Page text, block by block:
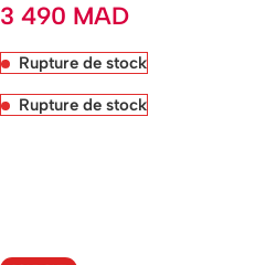
3 490 MAD
Rupture de stock
Rupture de stock